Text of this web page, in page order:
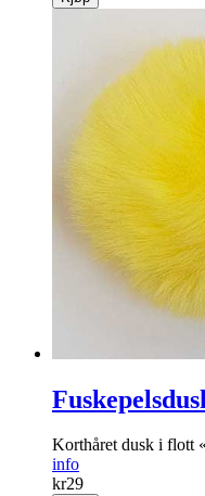
Korthåret dusk i flott
info
kr29